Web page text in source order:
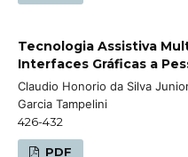
Tecnologia Assistiva
Interfaces Gráficas a
Claudio Honorio da Silva
Garcia Tampelini
426-432
PDF